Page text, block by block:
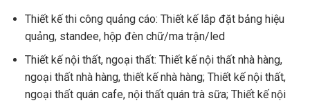
Thiết kế thi công quảng cáo: Thiết kế lắp đặt bảng hiệu
quảng, standee, hộp đèn chữ/ma trận/led
Thiết kế nội thất, ngoại thất: Thiết kế nội thất nhà hàng,
ngoại thất nhà hàng, thiết kế nhà hàng; Thiết kế nội thất,
ngoại thất quán cafe, nội thất quán trà sữa; Thiết kế nội